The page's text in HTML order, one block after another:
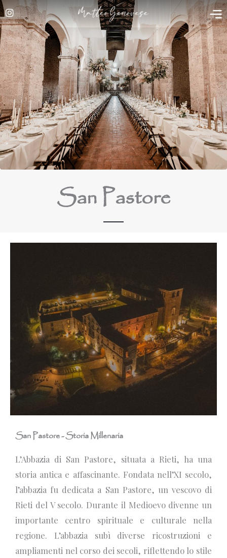
Vai
al
contenuto
San Pastore
San Pastore - Storia Millenaria
L’Abbazia di San Pastore, situata a Rieti, ha una
storia antica e affascinante. Fondata nell’XI secolo,
l’abbazia fu dedicata a San Pastore, un vescovo di
Rieti del V secolo. Durante il Medioevo divenne un
importante centro spirituale e culturale nella
regione. L’abbazia subì diverse ricostruzioni e
ampliamenti nel corso dei secoli, riflettendo lo stile